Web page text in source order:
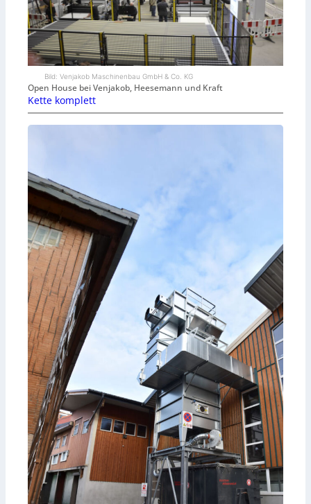
Bild: Venjakob Maschinenbau GmbH & Co. KG
Open House bei Venjakob, Heesemann und Kraft
Kette komplett